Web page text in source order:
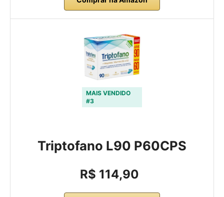
MAIS VENDIDO
#3
Triptofano L90 P60CPS
R$ 114,90